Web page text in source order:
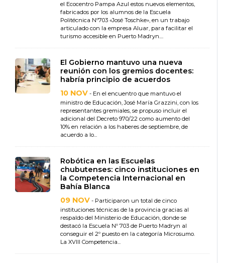
el Ecocentro Pampa Azul estos nuevos elementos,
fabricados por los alumnos de la Escuela
Politécnica Nº703 «José Toschke», en un trabajo
articulado con la empresa Aluar, para facilitar el
turismo accesible en Puerto Madryn....
El Gobierno mantuvo una nueva
reunión con los gremios docentes:
habría principio de acuerdos
10 NOV - En el encuentro que mantuvo el
ministro de Educación, José María Grazzini, con los
representantes gremiales, se propuso incluir el
adicional del Decreto 970/22 como aumento del
10% en relación a los haberes de septiembre, de
acuerdo a lo...
Robótica en las Escuelas
chubutenses: cinco instituciones en
la Competencia Internacional en
Bahía Blanca
09 NOV - Participaron un total de cinco
instituciones técnicas de la provincia gracias al
respaldo del Ministerio de Educación, donde se
destacó la Escuela Nº 703 de Puerto Madryn al
conseguir el 2º puesto en la categoría Microsumo.
La XVIII Competencia...